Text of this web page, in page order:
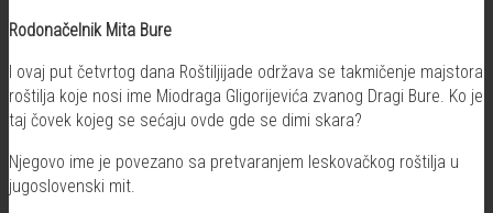
Rodonačelnik Mita Bure
I ovaj put četvrtog dana Roštiljijade održava se takmičenje majstora
roštilja koje nosi ime Miodraga Gligorijevića zvanog Dragi Bure. Ko je
taj čovek kojeg se sećaju ovde gde se dimi skara?
Njegovo ime je povezano sa pretvaranjem leskovačkog roštilja u
jugoslovenski mit.